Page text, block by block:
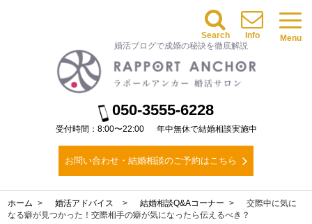
婚活ブログで成婚の秘訣を徹底解説
050-3555-6228
受付時間：8:00〜22:00 年中無休で結婚相談実施中
お問い合わせ・結婚相談のご予約はこちら
Menu
Info
Search
ホーム 婚活アドバイス 結婚相談Q&Aコーナー
交際中に気に
なる癖が見つかった！交際相手の癖が気になったら伝えるべき？